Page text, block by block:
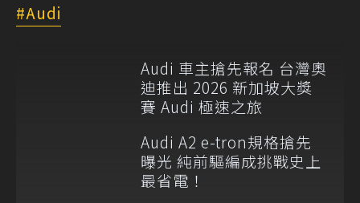
Audi
Audi 車主搶先報名 台灣奧
迪推出 2026 新加坡大獎
賽 Audi 極速之旅
Audi A2 e-tron規格搶先
曝光 純前驅編成挑戰史上
最省電！